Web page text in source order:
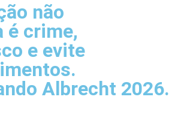
não
é crime,
e evite
Albrecht 2026.